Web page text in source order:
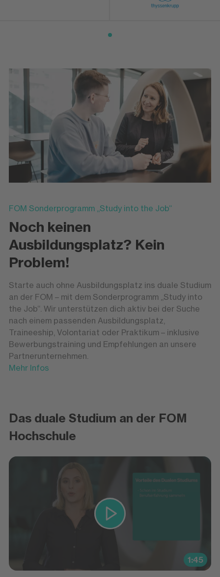
FOM Sonderprogramm „Study into the Job“
Noch keinen
Ausbildungsplatz? Kein
Problem!
Starte auch ohne Ausbildungsplatz ins duale Studium
an der FOM – mit dem Sonderprogramm „Study into
the Job“. Wir unterstützen dich aktiv bei der Suche
nach einem passenden Ausbildungsplatz,
Traineeship, Volontariat oder Praktikum – inklusive
Bewerbungstraining und Empfehlungen an unsere
Partnerunternehmen.
Mehr Infos
Das duale Studium an der FOM
Hochschule
1:45